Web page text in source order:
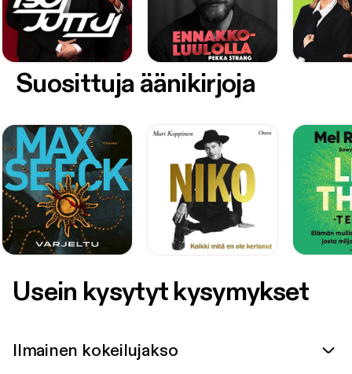
Suosittuja äänikirjoja
Usein kysytyt kysymykset
Ilmainen kokeilujakso